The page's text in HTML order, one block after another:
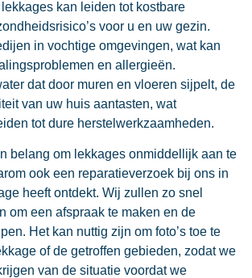
kan leiden tot kostbare
voor u en uw gezin.
in vochtige omgevingen, wat kan
en allergieën.
dat door muren en vloeren sijpelt, de
van uw huis aantasten, wat
tot dure herstelwerkzaamheden.
belang om lekkages onmiddellijk aan te
ook een reparatieverzoek bij ons in
heeft ontdekt. Wij zullen zo snel
om een afspraak te maken en de
Het kan nuttig zijn om foto’s toe te
of de getroffen gebieden, zodat we
van de situatie voordat we